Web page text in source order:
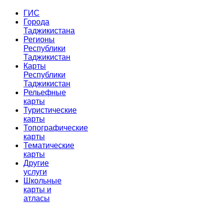
ГИС
Города
Таджикистана
Регионы
Республики
Таджикистан
Карты
Республики
Таджикистан
Рельефные
карты
Туристические
карты
Топографические
карты
Тематические
карты
Другие
услуги
Школьные
карты и
атласы